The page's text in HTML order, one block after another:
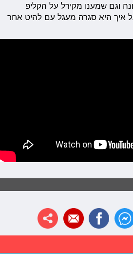
וגם שמענו מקירל על הקליפ
שלה כבת 18 ועל איך היא סגרה מעגל עם להיט אחר